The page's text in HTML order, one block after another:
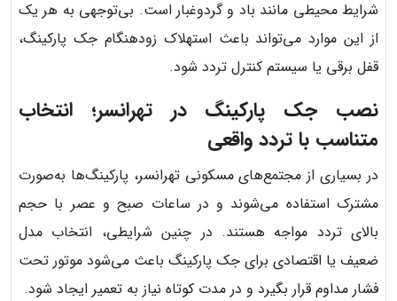
شرایط محیطی مانند باد و گردوغبار است. بی‌توجهی به هر یک
از این موارد می‌تواند باعث استهلاک زودهنگام جک پارکینگ،
قفل برقی یا سیستم کنترل تردد شود.
نصب جک پارکینگ در تهرانسر؛ انتخاب
متناسب با تردد واقعی
در بسیاری از مجتمع‌های مسکونی تهرانسر، پارکینگ‌ها به‌صورت
مشترک استفاده می‌شوند و در ساعات صبح و عصر با حجم
بالای تردد مواجه هستند. در چنین شرایطی، انتخاب مدل
ضعیف یا اقتصادی برای جک پارکینگ باعث می‌شود موتور تحت
فشار مداوم قرار بگیرد و در مدت کوتاه نیاز به تعمیر ایجاد شود.